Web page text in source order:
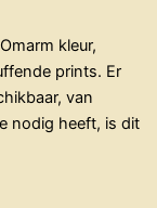
kleur,
prints. Er
van
nodig heeft, is dit